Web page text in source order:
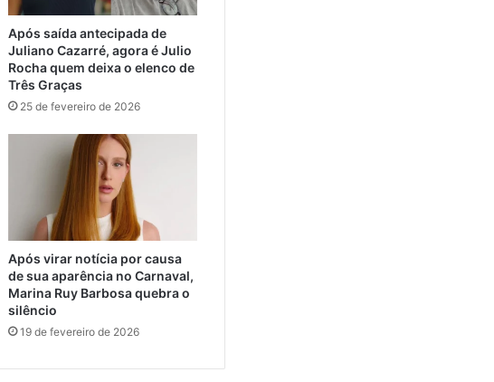
Após saída antecipada de
Juliano Cazarré, agora é Julio
Rocha quem deixa o elenco de
Três Graças
25 de fevereiro de 2026
Após virar notícia por causa
de sua aparência no Carnaval,
Marina Ruy Barbosa quebra o
silêncio
19 de fevereiro de 2026